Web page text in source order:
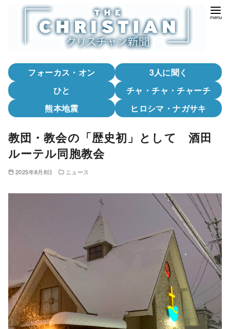
フォーカス・オン
3人に聞く
ひと
チャ・チャ・チャーチ
熊本地震
ヒロシマ・ナガサキ
教団・教会の「歴史初」として 酒田
ルーテル同胞教会
2025年8月8日 ニュース